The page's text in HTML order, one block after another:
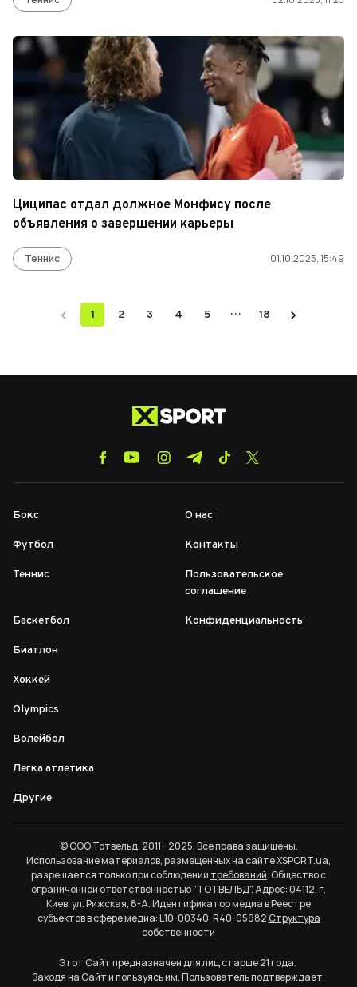
Циципас отдал должное Монфису после
объявления о завершении карьеры
Теннис 01.10.2025, 15:49
1 2 3 4 5 … 18
Бокс
Футбол
Теннис
Баскетбол
Биатлон
Хоккей
Olympics
Волейбол
Легка атлетика
Другие
О нас
Контакты
Пользовательское
соглашение
Конфиденциальность
© ООО Тотвельд, 2011 - 2025. Все права защищены.
Использование материалов, размещенных на сайте XSPORT.ua,
разрешается только при соблюдении требований. Общество с
ограниченной ответственностью "ТОТВЕЛЬД". Адрес: 04112, г.
Киев, ул. Рижская, 8-А. Идентификатор медиа в Реестре
субъектов в сфере медиа: L10-00340, R40-05982Структура
собственности
Этот Сайт предназначен для лиц старше 21 года.
Заходя на Сайт и пользуясь им, Пользователь подтверждает,